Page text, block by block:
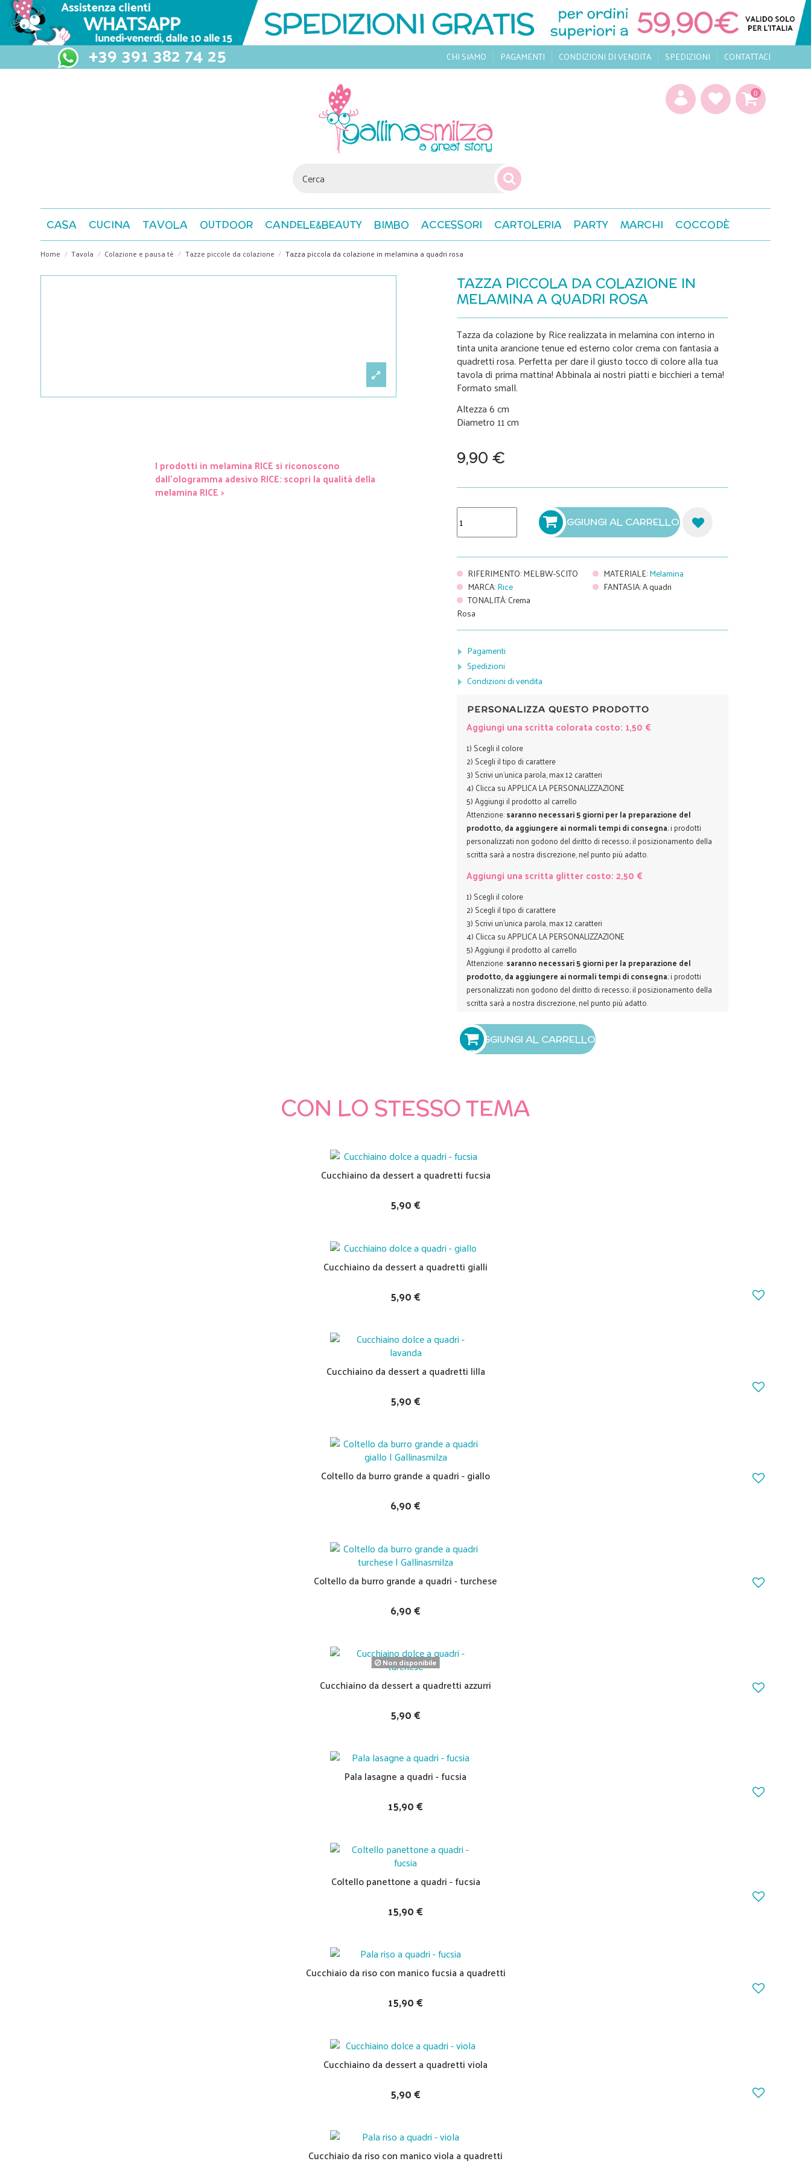
+39 391 382 74 25 CHI SIAMO PAGAMENTI CONDIZIONI DI VENDITA SPEDIZIONI CONTATTACI
0
CASA CUCINA TAVOLA OUTDOOR CANDELE&BEAUTY BIMBO ACCESSORI CARTOLERIA PARTY MARCHI COCCODÈ
Home Tavola Colazione e pausa tè Tazze piccole da colazione Tazza piccola da colazione in melamina a quadri rosa
I prodotti in melamina RICE si riconoscono
dall'ologramma adesivo RICE: scopri la qualità della
melamina RICE >
TAZZA PICCOLA DA COLAZIONE IN
MELAMINA A QUADRI ROSA
Tazza da colazione by Rice realizzata in melamina con interno in
tinta unita arancione tenue ed esterno color crema con fantasia a
quadretti rosa. Perfetta per dare il giusto tocco di colore alla tua
tavola di prima mattina! Abbinala ai nostri piatti e bicchieri a tema!
Formato small.
Altezza 6 cm
Diametro 11 cm
9,90 €
AGGIUNGI AL CARRELLO
RIFERIMENTO:MELBW-SCITO MATERIALE:Melamina
MARCA:Rice FANTASIA:A quadri
TONALITÀ:Crema
Rosa
Pagamenti
Spedizioni
Condizioni di vendita
PERSONALIZZA QUESTO PRODOTTO
Aggiungi una scritta colorata costo: 1,50 €
1) Scegli il colore
2) Scegli il tipo di carattere
3) Scrivi un'unica parola, max 12 caratteri
4) Clicca su APPLICA LA PERSONALIZZAZIONE
5) Aggiungi il prodotto al carrello
Attenzione:saranno necessari 5 giorni per la preparazione del
prodotto, da aggiungere ai normali tempi di consegna; i prodotti
personalizzati non godono del diritto di recesso; il posizionamento della
scritta sarà a nostra discrezione, nel punto più adatto.
Aggiungi una scritta glitter costo: 2,50 €
1) Scegli il colore
2) Scegli il tipo di carattere
3) Scrivi un'unica parola, max 12 caratteri
4) Clicca su APPLICA LA PERSONALIZZAZIONE
5) Aggiungi il prodotto al carrello
Attenzione:saranno necessari 5 giorni per la preparazione del
prodotto, da aggiungere ai normali tempi di consegna; i prodotti
personalizzati non godono del diritto di recesso; il posizionamento della
scritta sarà a nostra discrezione, nel punto più adatto.

AGGIUNGI AL CARRELLO
CON LO STESSO TEMA
Cucchiaino da dessert a quadretti fucsia
5,90 €
Cucchiaino da dessert a quadretti gialli
5,90 €
Cucchiaino da dessert a quadretti lilla
5,90 €
Coltello da burro grande a quadri - giallo
6,90 €
Coltello da burro grande a quadri - turchese
6,90 €
Non disponibile
Cucchiaino da dessert a quadretti azzurri
5,90 €
Pala lasagne a quadri - fucsia
15,90 €
Coltello panettone a quadri - fucsia
15,90 €
Cucchiaio da riso con manico fucsia a quadretti
15,90 €
Cucchiaino da dessert a quadretti viola
5,90 €
Cucchiaio da riso con manico viola a quadretti